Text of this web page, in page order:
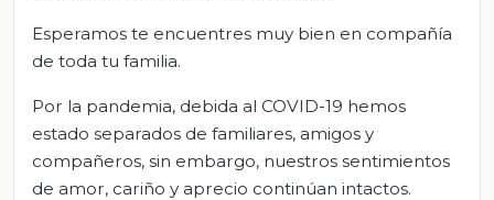
Esperamos te encuentres muy bien en compañía
de toda tu familia.
Por la pandemia, debida al COVID-19 hemos
estado separados de familiares, amigos y
compañeros, sin embargo, nuestros sentimientos
de amor, cariño y aprecio continúan intactos.